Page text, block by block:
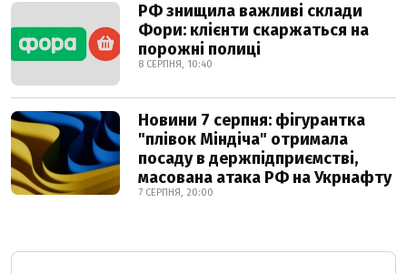
РФ знищила важливі склади
Фори: клієнти скаржаться на
порожні полиці
8 СЕРПНЯ, 10:40
Новини 7 серпня: фігурантка
"плівок Міндіча" отримала
посаду в держпідприємстві,
масована атака РФ на Укрнафту
7 СЕРПНЯ, 20:00